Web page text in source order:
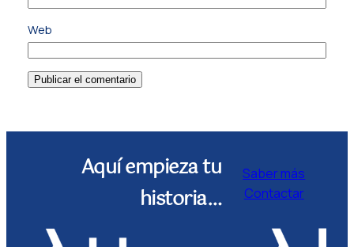
Web
Aquí empieza tu
historia…
Saber más
Contactar